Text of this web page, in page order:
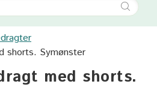
Kvinder
Børn
shorts. Symønster
med shorts.